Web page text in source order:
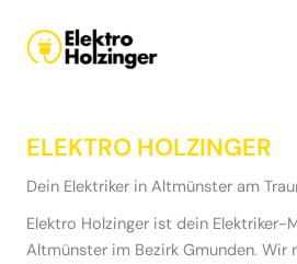
content
ELEKTRO HOLZINGER
Dein Elektriker in Altmünster am
Elektro Holzinger ist dein Elektriker-
Altmünster im Bezirk Gmunden. Wir